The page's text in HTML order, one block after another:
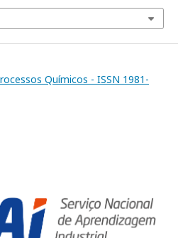
Químicos - ISSN 1981-